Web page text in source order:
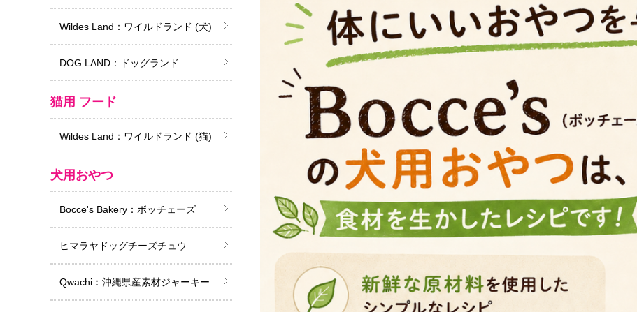
Wildes Land：ワイルドランド (犬)
DOG LAND：ドッグランド
猫用 フード
Wildes Land：ワイルドランド (猫)
犬用おやつ
Bocce's Bakery：ボッチェーズ
ヒマラヤドッグチーズチュウ
Qwachi：沖縄県産素材ジャーキー